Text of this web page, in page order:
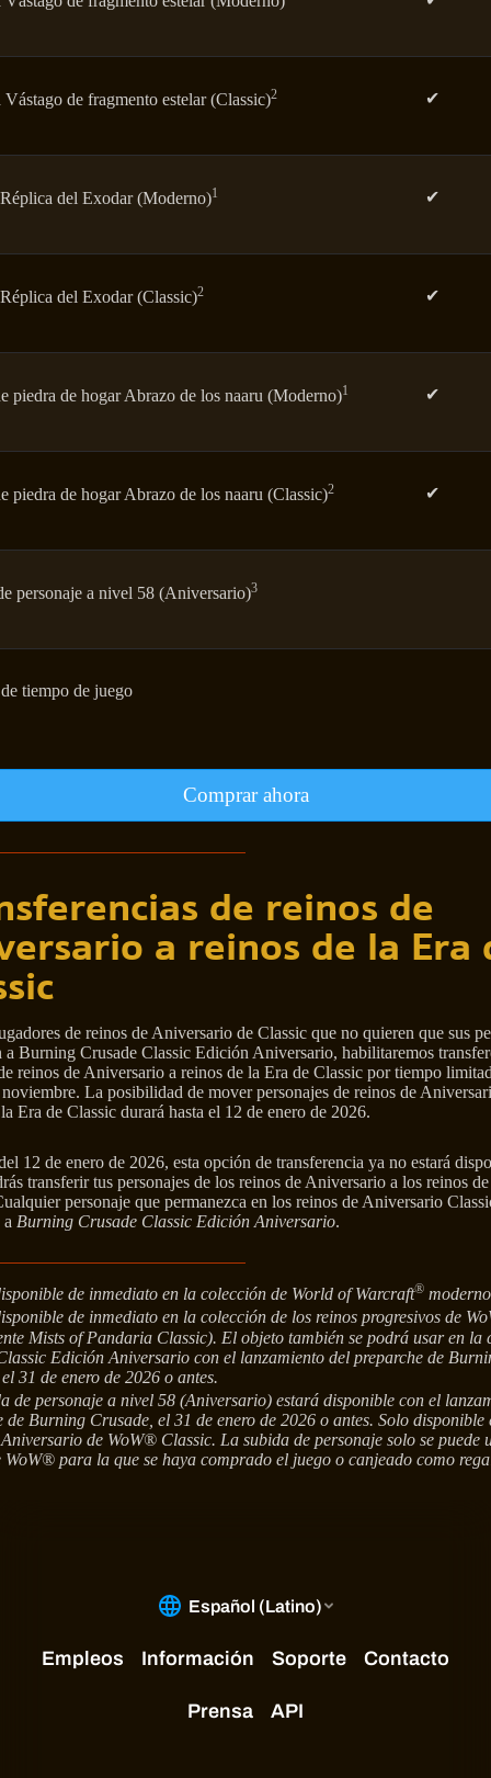
Vástago de fragmento estelar (Classic)2 ✔
del Exodar (Moderno)1 ✔
del Exodar (Classic)2 ✔
piedra de hogar Abrazo de los naaru (Moderno)1 ✔
piedra de hogar Abrazo de los naaru (Classic)2 ✔
personaje a nivel 58 (Aniversario)3
tiempo de juego
Comprar ahora
de reinos de
a reinos de la Era
de reinos de Aniversario de Classic que no quieren que sus
a Burning Crusade Classic Edición Aniversario, habilitaremos
reinos de Aniversario a reinos de la Era de Classic por tiempo
La posibilidad de mover personajes de reinos de
Era de Classic durará hasta el 12 de enero de 2026.
12 de enero de 2026, esta opción de transferencia ya no estará
transferir tus personajes de los reinos de Aniversario a los reinos
personaje que permanezca en los reinos de Aniversario
a Burning Crusade Classic Edición Aniversario.
de inmediato en la colección de World of Warcraft®
de inmediato en la colección de los reinos progresivos de
Mists of Pandaria Classic). El objeto también se podrá usar en la
Edición Aniversario con el lanzamiento del preparche de
31 de enero de 2026 o antes.
de personaje a nivel 58 (Aniversario) estará disponible con el
de Burning Crusade, el 31 de enero de 2026 o antes. Solo disponible
de WoW® Classic. La subida de personaje solo se puede
WoW® para la que se haya comprado el juego o canjeado como